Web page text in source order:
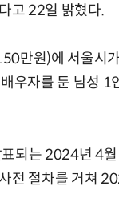
고 22일 밝혔다.
만원)에 서울시
우자를 둔 남성 1
되는 2024년 4
전 절차를 거쳐